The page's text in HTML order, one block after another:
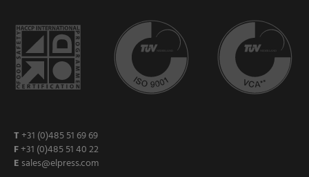
T +31 (0)485 51 69 69
F+31 (0)485 51 40 22
E sales@elpress.com